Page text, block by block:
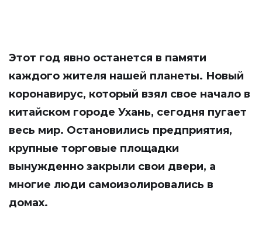
Этот год явно останется в памяти
каждого жителя нашей планеты. Новый
коронавирус, который взял свое начало в
китайском городе Ухань, сегодня пугает
весь мир. Остановились предприятия,
крупные торговые площадки
вынужденно закрыли свои двери, а
многие люди самоизолировались в
домах.